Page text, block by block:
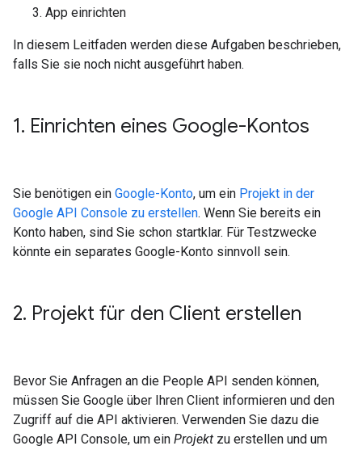
App einrichten
In diesem Leitfaden werden diese Aufgaben beschrieben,
falls Sie sie noch nicht ausgeführt haben.
1. Einrichten eines Google-Kontos
Sie benötigen ein Google-Konto, um ein Projekt in der
Google API Console zu erstellen. Wenn Sie bereits ein
Konto haben, sind Sie schon startklar. Für Testzwecke
könnte ein separates Google-Konto sinnvoll sein.
2. Projekt für den Client erstellen
Bevor Sie Anfragen an die People API senden können,
müssen Sie Google über Ihren Client informieren und den
Zugriff auf die API aktivieren. Verwenden Sie dazu die
Google API Console, um ein Projekt zu erstellen und um